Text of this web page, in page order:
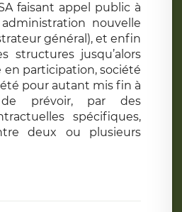
faisant appel public à
administration nouvelle
général), et enfin
structures jusqu’alors
en participation, société
été pour autant mis fin à
prévoir, par des
spécifiques,
deux ou plusieurs